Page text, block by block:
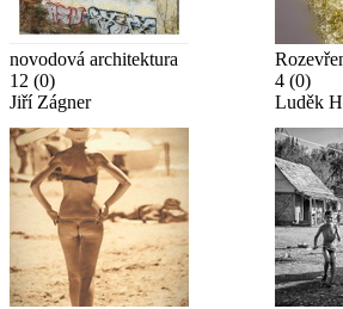
novodová architektura
12 (0)
Jiří Zágner
4 (0)
Luděk